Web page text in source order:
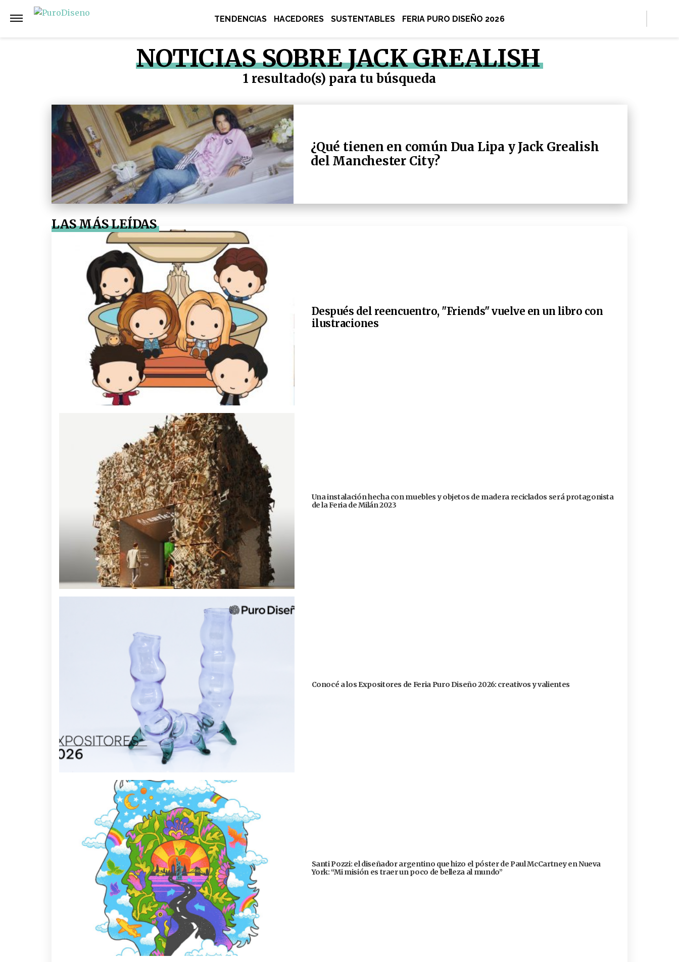
TENDENCIAS HACEDORES SUSTENTABLES FERIA PURO DISEÑO 2026
NOTICIAS SOBRE JACK GREALISH
1 resultado(s) para tu búsqueda
¿Qué tienen en común Dua Lipa y Jack Grealish
del Manchester City?
LAS MÁS LEÍDAS
Después del reencuentro, "Friends" vuelve en un libro con
ilustraciones
Una instalación hecha con muebles y objetos de madera reciclados será protagonista
de la Feria de Milán 2023
Conocé a los Expositores de Feria Puro Diseño 2026: creativos y valientes
Santi Pozzi: el diseñador argentino que hizo el póster de Paul McCartney en Nueva
York: “Mi misión es traer un poco de belleza al mundo”